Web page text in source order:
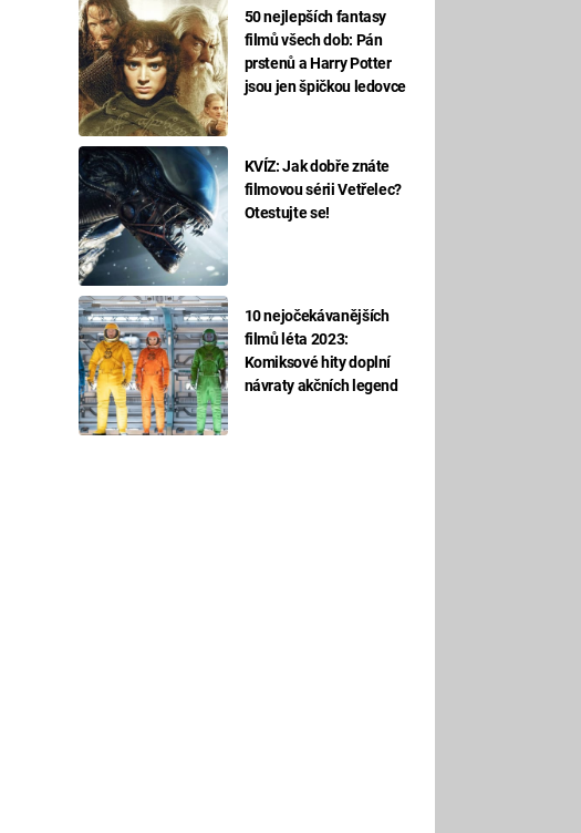
50 nejlepších fantasy
filmů všech dob: Pán
prstenů a Harry Potter
jsou jen špičkou ledovce
KVÍZ: Jak dobře znáte
filmovou sérii Vetřelec?
Otestujte se!
10 nejočekávanějších
filmů léta 2023:
Komiksové hity doplní
návraty akčních legend